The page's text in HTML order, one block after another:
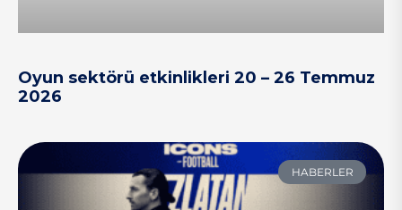
Oyun sektörü etkinlikleri 20 – 26 Temmuz
2026
HABERLER